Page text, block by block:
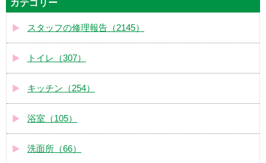
カテゴリー
スタッフの修理報告（2145）
トイレ（307）
キッチン（254）
浴室（105）
洗面所（66）